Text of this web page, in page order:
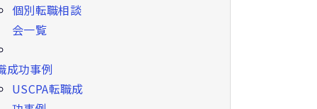
個別転職相談
会一覧
成功事例
USCPA転職成